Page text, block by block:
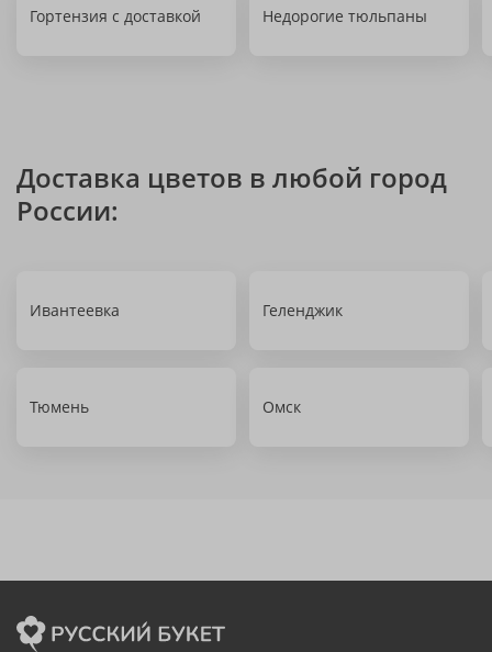
Гортензия с доставкой Недорогие тюльпаны
Доставка цветов в любой город
России:
Ивантеевка Геленджик
Тюмень Омск